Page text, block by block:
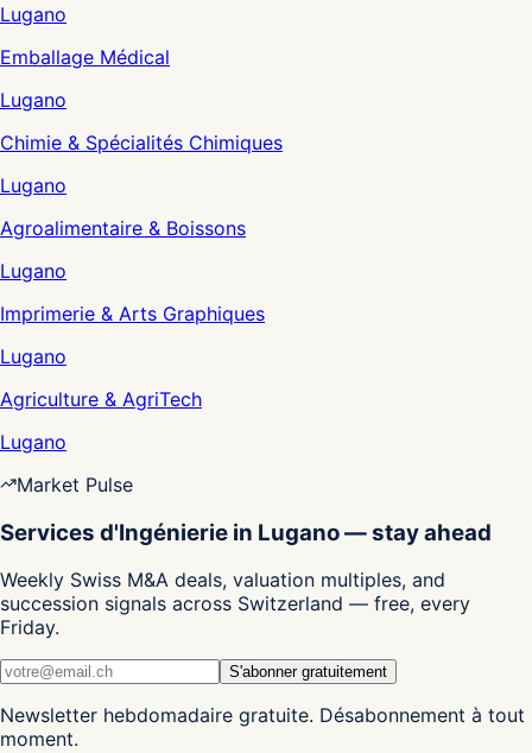
Lugano
Emballage Médical
Lugano
Chimie & Spécialités Chimiques
Lugano
Agroalimentaire & Boissons
Lugano
Imprimerie & Arts Graphiques
Lugano
Agriculture & AgriTech
Lugano
Market Pulse
Services d'Ingénierie in Lugano — stay ahead
Weekly Swiss M&A deals, valuation multiples, and
succession signals across Switzerland — free, every
Friday.
S'abonner gratuitement
Newsletter hebdomadaire gratuite. Désabonnement à tout
moment.